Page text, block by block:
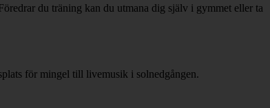
du träning kan du utmana dig själv i gymmet eller ta
för mingel till livemusik i solnedgången.